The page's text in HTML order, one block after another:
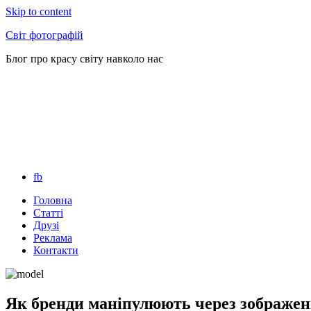
Skip to content
Світ фотографій
Блог про красу світу навколо нас
fb
Головна
Статті
Друзі
Реклама
Контакти
Як бренди маніпулюють через